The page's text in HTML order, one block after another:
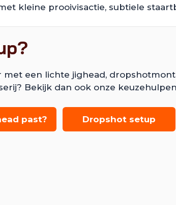
kleine prooivisactie, subtiele
een lichte jighead,
Bekijk dan ook onze
past? Dropshot setup